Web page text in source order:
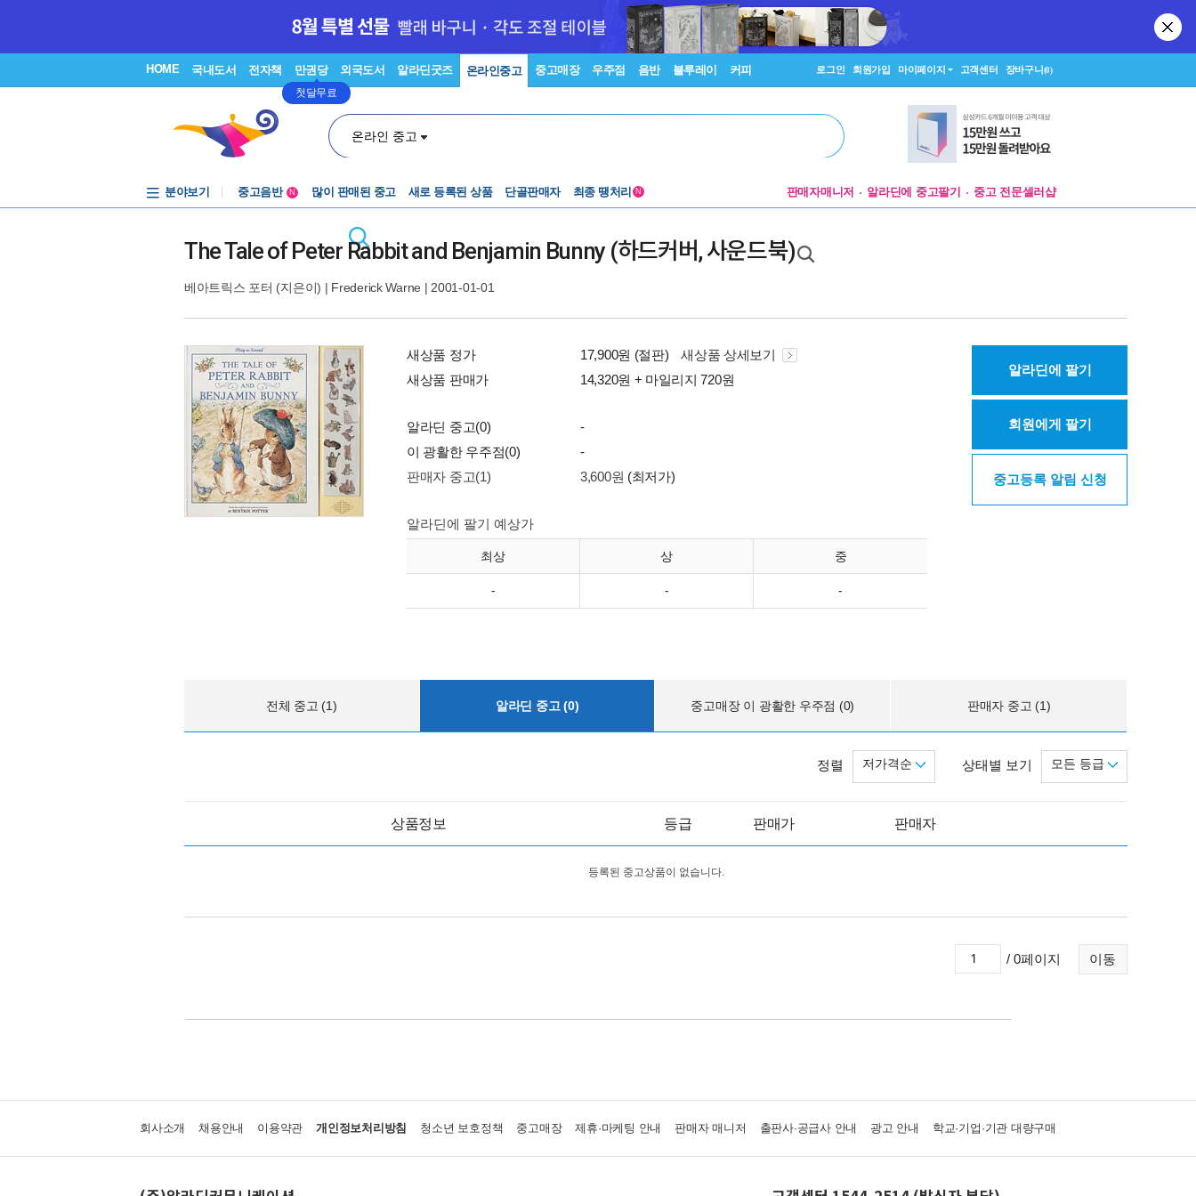
HOME 국내도서 전자책 만권당
첫달무료
외국도서 알라딘굿즈 온라인중고 중고매장 우주점 음반 블루레이 커피 로그인 회원가입 마이페이지 고객센터 장바구니(0)
온라인 중고
분야보기
중고음반
N 많이 판매된 중고 새로 등록된 상품 단골판매자 최종 땡처리 N 판매자매니저 알라딘에 중고팔기 중고 전문셀러샵
The Tale of Peter Rabbit and Benjamin Bunny (하드커버, 사운드북)
베아트릭스 포터 (지은이) | Frederick Warne | 2001-01-01
새상품 정가 17,900원 (절판)
새상품 상세보기
새상품 판매가
14,320원 + 마일리지 720원
알라딘 중고(0)
-
이 광활한 우주점(0)
-
판매자 중고(1)
3,600원 (최저가)
알라딘에 팔기 예상가
최상 상 중
- - -
알라딘에 팔기
회원에게 팔기
중고등록 알림 신청
전체 중고 (1) 알라딘 중고 (0) 중고매장 이 광활한 우주점 (0) 판매자 중고 (1)
상태별 보기 모든 등급
정렬 저가격순
상품정보 등급 판매가 판매자
등록된 중고상품이 없습니다.
이동
/ 0페이지
회사소개 채용안내 이용약관 개인정보처리방침 청소년 보호정책 중고매장 제휴·마케팅 안내 판매자 매니저 출판사·공급사 안내 광고 안내 학교·기업·기관 대량구매